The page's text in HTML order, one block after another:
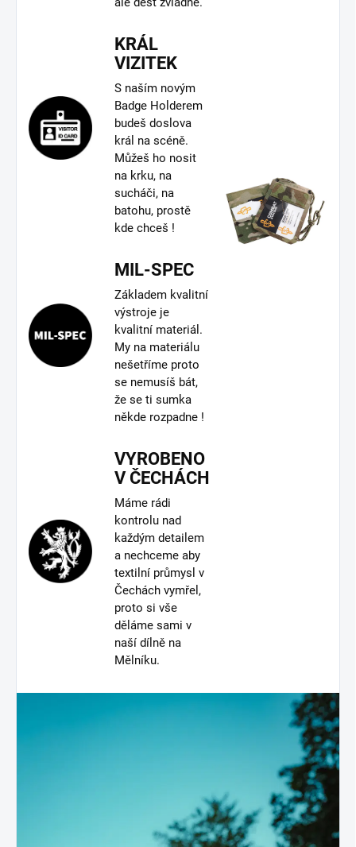
KRÁL
VIZITEK
S naším novým
Badge Holderem
budeš doslova
král na scéně.
Můžeš ho nosit
na krku, na
sucháči, na
batohu, prostě
kde chceš !
MIL-SPEC
Základem kvalitní
výstroje je
kvalitní materiál.
My na materiálu
nešetříme proto
se nemusíš bát,
že se ti sumka
někde rozpadne !
VYROBENO
V ČECHÁCH
Máme rádi
kontrolu nad
každým detailem
a nechceme aby
textilní průmysl v
Čechách vymřel,
proto si vše
děláme sami v
naší dílně na
Mělníku.